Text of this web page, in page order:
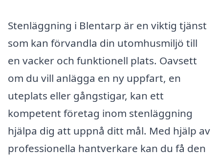
Stenläggning i Blentarp är en viktig tjänst
som kan förvandla din utomhusmiljö till
en vacker och funktionell plats. Oavsett
om du vill anlägga en ny uppfart, en
uteplats eller gångstigar, kan ett
kompetent företag inom stenläggning
hjälpa dig att uppnå ditt mål. Med hjälp av
professionella hantverkare kan du få den